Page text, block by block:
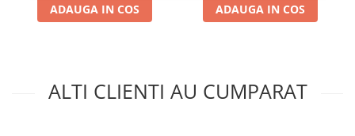
ADAUGA IN COS ADAUGA IN COS
ALTI CLIENTI AU CUMPARAT